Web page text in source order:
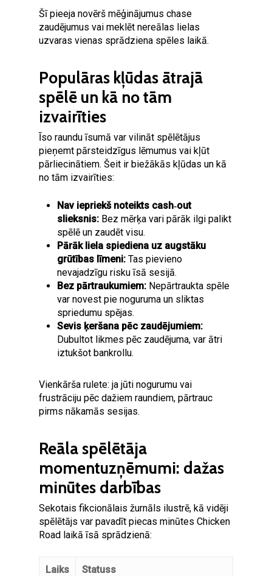
Šī pieeja novērš mēģinājumus chase
zaudējumus vai meklēt nereālas lielas
uzvaras vienas sprādziena spēles laikā.
Populāras kļūdas ātrajā
spēlē un kā no tām
izvairīties
Īso raundu īsumā var vilināt spēlētājus
pieņemt pārsteidzīgus lēmumus vai kļūt
pārliecinātiem. Šeit ir biežākās kļūdas un kā
no tām izvairīties:
Nav iepriekš noteikts cash‑out
slieksnis: Bez mērķa vari pārāk ilgi palikt
spēlē un zaudēt visu.
Pārāk liela spiediena uz augstāku
grūtības līmeni: Tas pievieno
nevajadzīgu risku īsā sesijā.
Bez pārtraukumiem: Nepārtraukta spēle
var novest pie noguruma un sliktas
spriedumu spējas.
Sevis ķeršana pēc zaudējumiem:
Dubultot likmes pēc zaudējuma, var ātri
iztukšot bankrollu.
Vienkārša rulete: ja jūti nogurumu vai
frustrāciju pēc dažiem raundiem, pārtrauc
pirms nākamās sesijas.
Reāla spēlētāja
momentuzņēmumi: dažas
minūtes darbības
Sekotais fikcionālais žurnāls ilustrē, kā vidēji
spēlētājs var pavadīt piecas minūtes Chicken
Road laikā īsā sprādzienā:
Laiks Statuss